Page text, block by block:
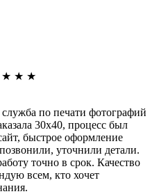
★ ★ ★
по печати фотографий
30х40, процесс был
быстрое оформление
уточнили детали.
точно в срок. Качество
всем, кто хочет